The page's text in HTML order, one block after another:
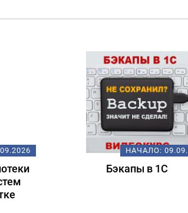
НАЧАЛО:09.09.2026
Бэкапы в 1С